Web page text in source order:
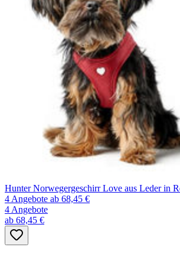
Hunter Norwegergeschirr Love aus Leder in
4 Angebote ab 68,45 €
4 Angebote
ab 68,45 €